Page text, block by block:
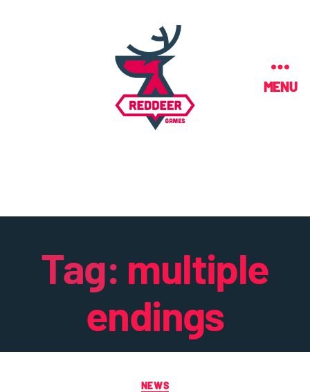
MENU
Tag: multiple
endings
NEWS